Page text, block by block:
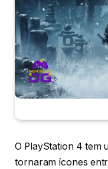
O PlayStation 4 tem
tornaram ícones